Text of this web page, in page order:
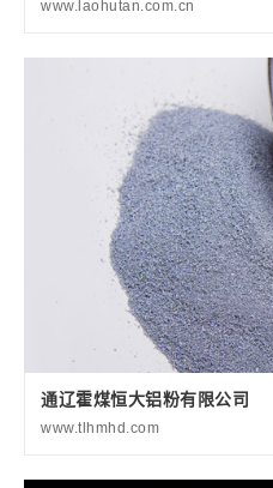
www.laohutan.com.cn
通辽霍煤恒大铝粉有限公司
www.tlhmhd.com